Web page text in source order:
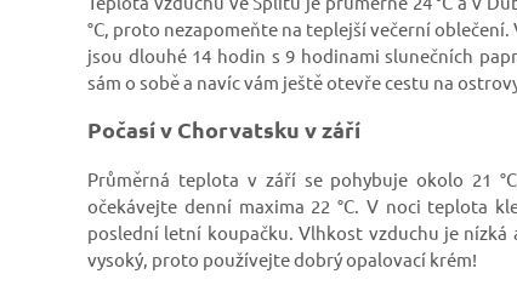
°C, proto nezapomeňte na teplejší večerní
jsou dlouhé 14 hodin s 9 hodinami slunečních
sám o sobě a navíc vám ještě otevře cestu na
Počasí v Chorvatsku v září
Průměrná teplota v září se pohybuje okolo 21
očekávejte denní maxima 22 °C. V noci teplota
poslední letní koupačku. Vlhkost vzduchu je
vysoký, proto používejte dobrý opalovací krém!